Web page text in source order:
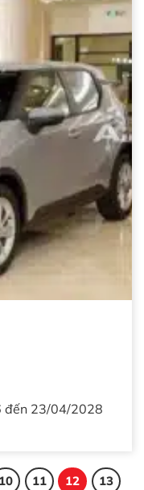
đến 23/04/2028
10 11 12 13